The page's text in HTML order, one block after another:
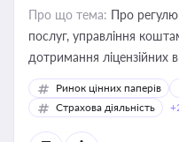
Про що тема: Про
послуг, управління коштами, приймання платежів та
дотримання ліцензійних
Ринок цінних паперів
Страхова діяльність